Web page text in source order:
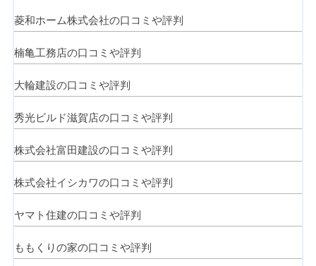
菱和ホーム株式会社の口コミや評判
楠亀工務店の口コミや評判
大輪建設の口コミや評判
秀光ビルド滋賀店の口コミや評判
株式会社富田建設の口コミや評判
株式会社イシカワの口コミや評判
ヤマト住建の口コミや評判
ももくりの家の口コミや評判